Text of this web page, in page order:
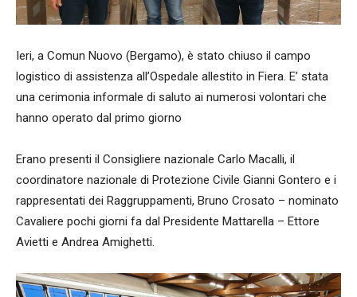
Ieri, a Comun Nuovo (Bergamo), è stato chiuso il campo
logistico di assistenza all’Ospedale allestito in Fiera. E’ stata
una cerimonia informale di saluto ai numerosi volontari che
hanno operato dal primo giorno
Erano presenti il Consigliere nazionale Carlo Macalli, il
coordinatore nazionale di Protezione Civile Gianni Gontero e i
rappresentati dei Raggruppamenti, Bruno Crosato – nominato
Cavaliere pochi giorni fa dal Presidente Mattarella – Ettore
Avietti e Andrea Amighetti.